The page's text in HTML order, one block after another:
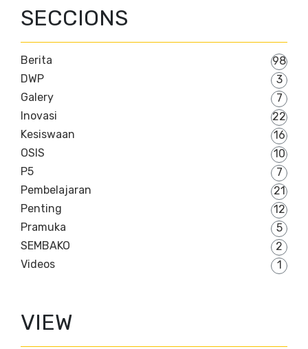
SECCIONS
Berita
98
DWP
3
Galery
7
Inovasi
22
Kesiswaan
16
OSIS
10
P5
7
Pembelajaran
21
Penting
12
Pramuka
5
SEMBAKO
2
Videos
1
VIEW